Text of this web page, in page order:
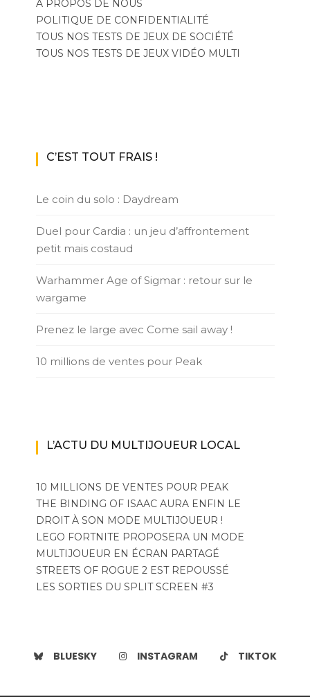
A PROPOS DE NOUS
POLITIQUE DE CONFIDENTIALITÉ
TOUS NOS TESTS DE JEUX DE SOCIÉTÉ
TOUS NOS TESTS DE JEUX VIDÉO MULTI
C’EST TOUT FRAIS !
Le coin du solo : Daydream
Duel pour Cardia : un jeu d’affrontement
petit mais costaud
Warhammer Age of Sigmar : retour sur le
wargame
Prenez le large avec Come sail away !
10 millions de ventes pour Peak
L’ACTU DU MULTIJOUEUR LOCAL
10 MILLIONS DE VENTES POUR PEAK
THE BINDING OF ISAAC AURA ENFIN LE
DROIT À SON MODE MULTIJOUEUR !
LEGO FORTNITE PROPOSERA UN MODE
MULTIJOUEUR EN ÉCRAN PARTAGÉ
STREETS OF ROGUE 2 EST REPOUSSÉ
LES SORTIES DU SPLIT SCREEN #3
BLUESKY INSTAGRAM TIKTOK